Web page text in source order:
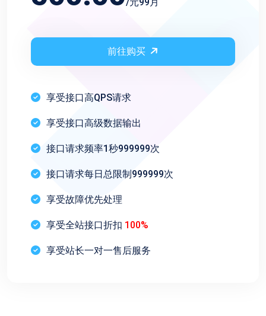
前往购买
享受接口高QPS请求
享受接口高级数据输出
接口请求频率1秒999999次
接口请求每日总限制999999次
享受故障优先处理
享受全站接口折扣 100%
享受站长一对一售后服务